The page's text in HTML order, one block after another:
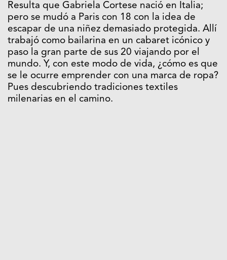
Resulta que Gabriela Cortese nació en Italia;
pero se mudó a Paris con 18 con la idea de
escapar de una niñez demasiado protegida. Allí
trabajó como bailarina en un cabaret icónico y
paso la gran parte de sus 20 viajando por el
mundo. Y, con este modo de vida, ¿cómo es que
se le ocurre emprender con una marca de ropa?
Pues descubriendo tradiciones textiles
milenarias en el camino.